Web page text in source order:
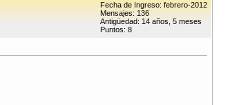
Fecha de Ingreso: febrero-2012
Mensajes: 136
Antigüedad: 14 años, 5 meses
Puntos: 8